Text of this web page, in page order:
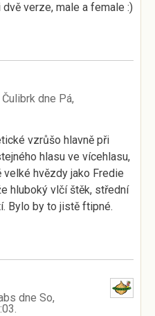
verze, male a female :)
Čulibrk dne Pá,
vzrůšo hlavně při
hlasu ve vícehlasu,
velké hvězdy jako Fredie
hluboký vlčí štěk, střední
Bylo by to jistě ftipné.
dne So,
.